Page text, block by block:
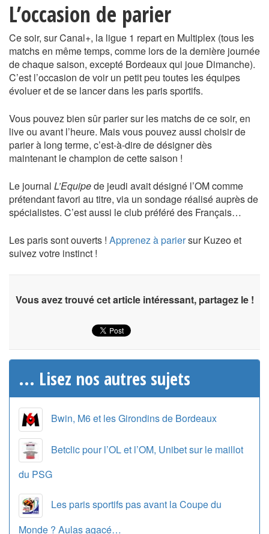
L’occasion de parier
Ce soir, sur Canal+, la ligue 1 repart en Multiplex (tous les
matchs en même temps, comme lors de la dernière journée
de chaque saison, excepté Bordeaux qui joue Dimanche).
C’est l’occasion de voir un petit peu toutes les équipes
évoluer et de se lancer dans les paris sportifs.
Vous pouvez bien sûr parier sur les matchs de ce soir, en
live ou avant l’heure. Mais vous pouvez aussi choisir de
parier à long terme, c’est-à-dire de désigner dès
maintenant le champion de cette saison !
Le journal L’Equipede jeudi avait désigné l’OM comme
prétendant favori au titre, via un sondage réalisé auprès de
spécialistes. C’est aussi le club préféré des Français…
Les paris sont ouverts ! Apprenez à pariersur Kuzeo et
suivez votre instinct !
Vous avez trouvé cet article intéressant, partagez le !
... Lisez nos autres sujets
Bwin, M6 et les Girondins de Bordeaux
Betclic pour l’OL et l’OM, Unibet sur le maillot
du PSG
Les paris sportifs pas avant la Coupe du
Monde ? Aulas agacé…